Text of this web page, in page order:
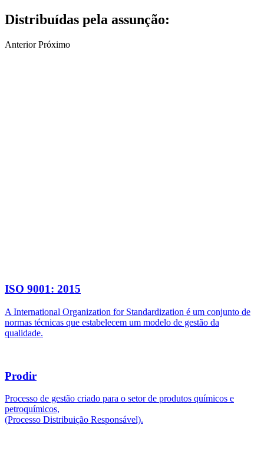
Distribuídas pela assunção:
Anterior Próximo
ISO 9001: 2015
A International Organization for Standardization é um conjunto de
normas técnicas que estabelecem um modelo de gestão da
qualidade.
Prodir
Processo de gestão criado para o setor de produtos químicos e
petroquímicos,
(Processo Distribuição Responsável).